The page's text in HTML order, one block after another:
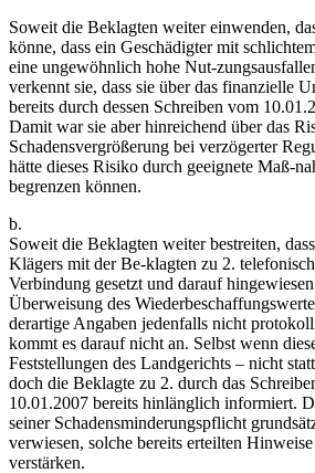
Soweit die Beklagten weiter einwenden,
könne, dass ein Geschädigter mit
eine ungewöhnlich hohe Nut-
verkennt sie, dass sie über das finanzielle
bereits durch dessen Schreiben vom
Damit war sie aber hinreichend über das
Schadensvergrößerung bei verzögerter
hätte dieses Risiko durch geeignete Maß-
begrenzen können.
b.
Soweit die Beklagten weiter bestreiten,
Klägers mit der Be-klagten zu 2.
Verbindung gesetzt und darauf
Überweisung des
derartige Angaben jedenfalls nicht
kommt es darauf nicht an. Selbst wenn
Feststellungen des Landgerichts – nicht
doch die Beklagte zu 2. durch das
10.01.2007 bereits hinlänglich informiert.
seiner Schadensminderungspflicht
verwiesen, solche bereits erteilten
verstärken.